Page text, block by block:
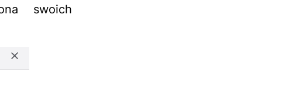
swoich